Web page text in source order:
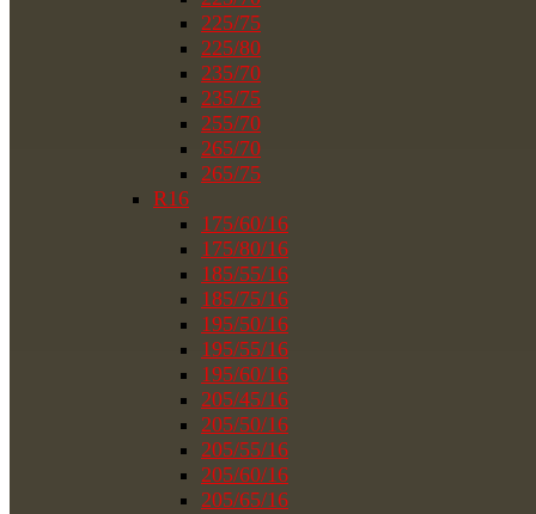
225/75
225/80
235/70
235/75
255/70
265/70
265/75
R16
175/60/16
175/80/16
185/55/16
185/75/16
195/50/16
195/55/16
195/60/16
205/45/16
205/50/16
205/55/16
205/60/16
205/65/16